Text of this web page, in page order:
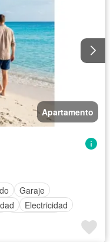
Apartamento
Garaje
Electricidad